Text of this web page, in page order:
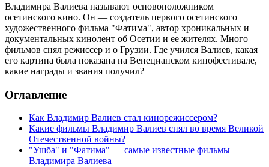
Владимира Валиева называют основоположником
осетинского кино. Он — создатель первого осетинского
художественного фильма "Фатима", автор хроникальных и
документальных кинолент об Осетии и ее жителях. Много
фильмов снял режиссер и о Грузии. Где учился Валиев, какая
его картина была показана на Венецианском кинофестивале,
какие награды и звания получил?
Оглавление
Как Владимир Валиев стал кинорежиссером?
Какие фильмы Владимир Валиев снял во время Великой
Отечественной войны?
"Ушба" и "Фатима" — самые известные фильмы
Владимира Валиева